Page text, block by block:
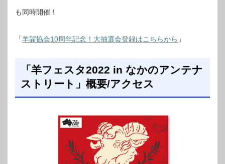
も同時開催！
「羊齧協会10周年記念！大抽選会登録はこちらから 」
「羊フェスタ2022 in なかのアンテナ
ストリート」概要/アクセス